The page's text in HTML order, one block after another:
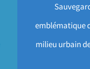
emblématique
milieu urbain